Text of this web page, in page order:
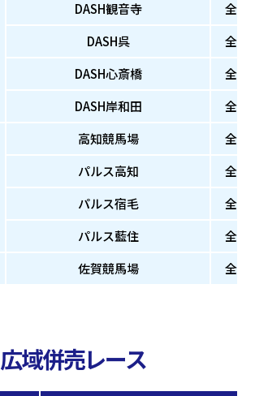
DASH観音寺
全
DASH呉
全
DASH心斎橋
全
DASH岸和田
全
高知競馬場
全
パルス高知
全
パルス宿毛
全
パルス藍住
全
佐賀競馬場 全
広域併売レース